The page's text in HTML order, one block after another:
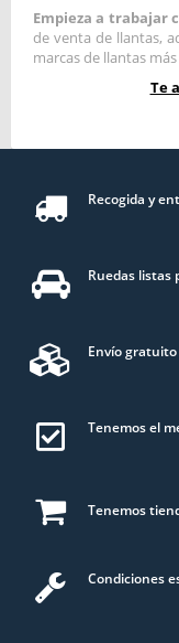
Empieza a trabajar
de venta de llantas,
marcas de llantas
Te
Recogida y
Ruedas listas
Envío
Tenemos el
Tenemos
Condiciones